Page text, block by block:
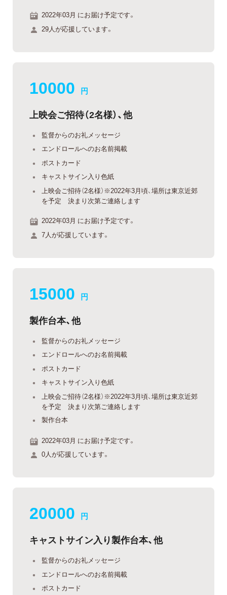
2022年03月 にお届け予定です。
29人が応援しています。
10000 円
上映会ご招待（2名様）、他
監督からのお礼メッセージ
エンドロールへのお名前掲載
ポストカード
キャストサイン入り色紙
上映会ご招待（2名様）※2022年3月頃、場所は東京近郊
を予定 決まり次第ご連絡します
2022年03月 にお届け予定です。
7人が応援しています。
15000 円
製作台本、他
監督からのお礼メッセージ
エンドロールへのお名前掲載
ポストカード
キャストサイン入り色紙
上映会ご招待（2名様）※2022年3月頃、場所は東京近郊
を予定 決まり次第ご連絡します
製作台本
2022年03月 にお届け予定です。
0人が応援しています。
20000 円
キャストサイン入り製作台本、他
監督からのお礼メッセージ
エンドロールへのお名前掲載
ポストカード